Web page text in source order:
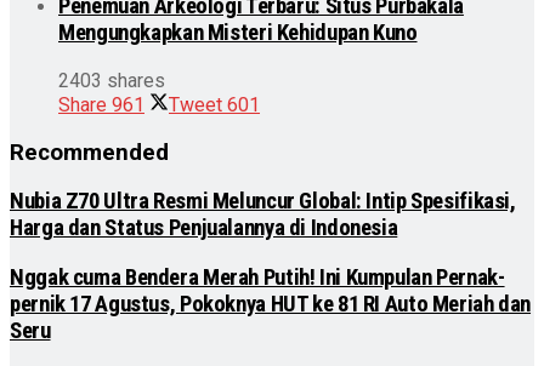
Penemuan Arkeologi Terbaru: Situs Purbakala
Mengungkapkan Misteri Kehidupan Kuno
2403 shares
Share 961 Tweet 601
Recommended
Nubia Z70 Ultra Resmi Meluncur Global: Intip Spesifikasi,
Harga dan Status Penjualannya di Indonesia
Nggak cuma Bendera Merah Putih! Ini Kumpulan Pernak-
pernik 17 Agustus, Pokoknya HUT ke 81 RI Auto Meriah dan
Seru